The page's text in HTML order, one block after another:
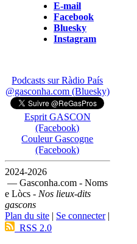
E-mail
Facebook
Bluesky
Instagram
Podcasts sur Ràdio País
@gasconha.com (Bluesky)
Esprit GASCON
(Facebook)
Couleur Gascogne
(Facebook)
2024-2026
— Gasconha.com - Noms
e Lòcs - Nos lieux-dits
gascons
Plan du site | Se connecter|
RSS 2.0